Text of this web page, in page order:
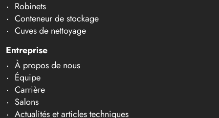
Robinets
Conteneur de stockage
Cuves de nettoyage
Entreprise
À propos de nous
Équipe
Carrière
Salons
Actualités et articles techniques